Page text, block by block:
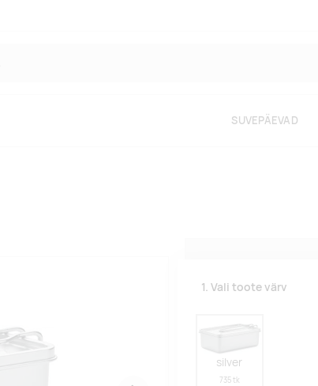
SUVEPÄEVAD
1. Vali toote värv
silver
735 tk